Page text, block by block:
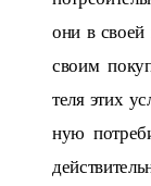
они в своей
своим
теля этих
ную